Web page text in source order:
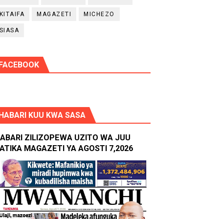
MAGAZETI MICHEZO
KUU KWA SASA
ZILIZOPEWA UZITO WA JUU
MAGAZETI YA AGOSTI 7,2026